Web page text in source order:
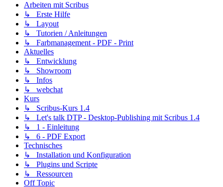
Arbeiten mit Scribus
↳ Erste Hilfe
↳ Layout
↳ Tutorien / Anleitungen
↳ Farbmanagement - PDF - Print
Aktuelles
↳ Entwicklung
↳ Showroom
↳ Infos
↳ webchat
Kurs
↳ Scribus-Kurs 1.4
↳ Let's talk DTP - Desktop-Publishing mit Scribus 1.4
↳ 1 - Einleitung
↳ 6 - PDF Export
Technisches
↳ Installation und Konfiguration
↳ Plugins und Scripte
↳ Ressourcen
Off Topic